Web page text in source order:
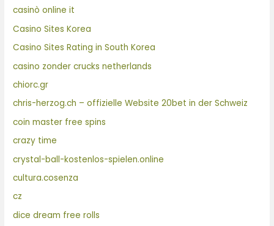
casinò online it
Casino Sites Korea
Casino Sites Rating in South Korea
casino zonder crucks netherlands
chiorc.gr
chris-herzog.ch – offizielle Website 20bet in der Schweiz
coin master free spins
crazy time
crystal-ball-kostenlos-spielen.online
cultura.cosenza
cz
dice dream free rolls